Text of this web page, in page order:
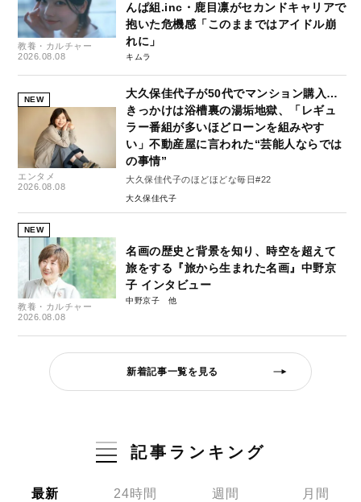
教養・カルチャー
2026.08.08
んぱ組.inc・鹿目凛がセカンドキャリアで
抱いた危機感「このままではアイドル崩
れに」
キムラ
NEW
エンタメ
2026.08.08
大久保佳代子が50代でマンション購入…
きっかけは浴槽裏の湯垢地獄、「レギュ
ラー番組が多いほどローンを組みやす
い」不動産屋に言われた“芸能人ならでは
の事情”
大久保佳代子のほどほどな毎日#22
大久保佳代子
NEW
教養・カルチャー
2026.08.08
名画の歴史と背景を知り、時空を超えて
旅をする『旅から生まれた名画』中野京
子 インタビュー
中野京子
新着記事一覧を見る
記事ランキング
最新 24時間 週間 月間